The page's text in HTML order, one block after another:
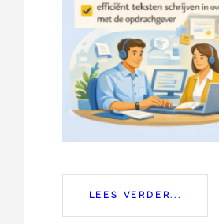
LEES VERDER...